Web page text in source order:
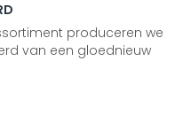
produceren we
van een gloednieuw